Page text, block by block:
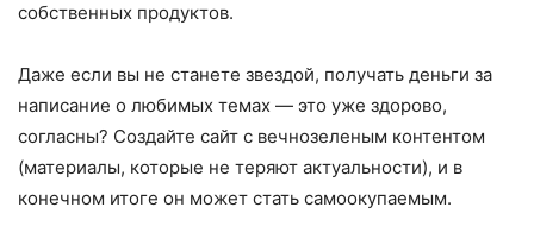
собственных продуктов.
Даже если вы не станете звездой, получать деньги за
написание о любимых темах — это уже здорово,
согласны? Создайте сайт с вечнозеленым контентом
(материалы, которые не теряют актуальности), и в
конечном итоге он может стать самоокупаемым.